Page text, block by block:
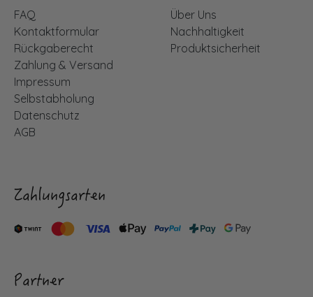
FAQ
Kontaktformular
Rückgaberecht
Zahlung & Versand
Impressum
Selbstabholung
Datenschutz
AGB
Über Uns
Nachhaltigkeit
Produktsicherheit
Zahlungsarten
Partner